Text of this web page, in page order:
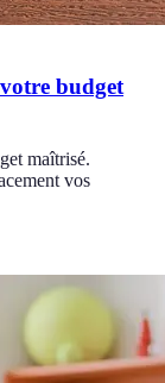
budget
maîtrisé.
vos